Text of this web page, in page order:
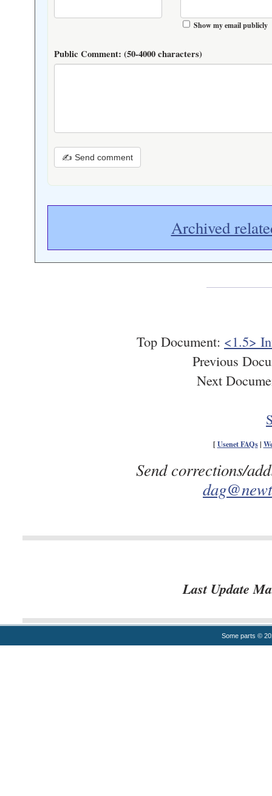
Show my email publicly
Public Comment: (50-4000 characters)
✍ Send comment
Archived
Top Document: <1.5>
Previous
Next
[Usenet FAQs|
Send corrections/
Last Update
Some parts ©